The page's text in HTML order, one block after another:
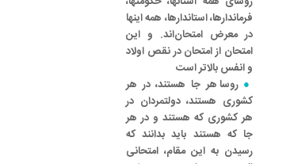
فرماندارها، استاندارها، همه اینها
در معرض امتحان‌اند. و این
امتحان از امتحان در نقص اولاد
و انفس بالاتر است
روسا هر جا هستند، در هر
کشوری هستند، دولتمردان در
هر کشوری که هستند و در هر
جا که هستند باید بدانند که
رسیدن به این مقام، امتحانی